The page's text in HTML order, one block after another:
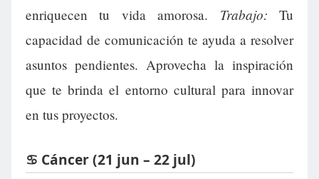
enriquecen tu vida amorosa. Trabajo: Tu
capacidad de comunicación te ayuda a resolver
asuntos pendientes. Aprovecha la inspiración
que te brinda el entorno cultural para innovar
en tus proyectos.
♋ Cáncer (21 jun – 22 jul)